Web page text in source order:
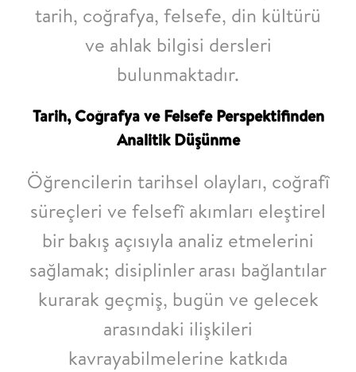
tarih, coğrafya, felsefe, din kültürü
ve ahlak bilgisi dersleri
bulunmaktadır.
Tarih, Coğrafya ve Felsefe Perspektifinden
Analitik Düşünme
Öğrencilerin tarihsel olayları, coğrafî
süreçleri ve felsefî akımları eleştirel
bir bakış açısıyla analiz etmelerini
sağlamak; disiplinler arası bağlantılar
kurarak geçmiş, bugün ve gelecek
arasındaki ilişkileri
kavrayabilmelerine katkıda